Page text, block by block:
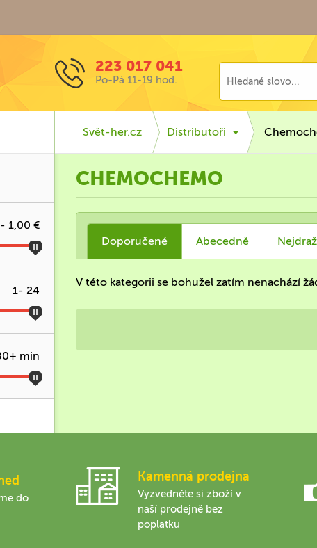
223 017 041
Po-Pá 11-19 hod.
- 1,00 €
1- 24
+ min
Svět-her.cz Distributoři
CHEMOCHEMO
Doporučené Abecedně
V této kategorii se bohužel zatím nenachází
do
Kamenná prodejna
Vyzvedněte si zboží v
naší prodejně bez
poplatku